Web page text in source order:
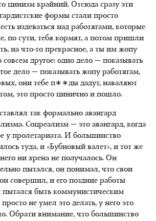
цинизм крайний. Отсюда сразу эти
формы стали просто
издеваться над работягами, которые
по сути, тебя кормят, а потом пришли
на что-то прекрасное, а ты им жопу
другое: одно дело — показывать
дело — показывать жопу работягам,
они тебе п∗∗ды дадут, наваляют
это просто цинично и пошло.
так формально авангард
Соцреализм — это авангард, когда
у пролетариата. И большинство
туда, и «Бубновый валет», и тот же
ни хрена не получалось. Он
пытался, он понимал, что свои
совершил, и его поздние работы
пытался быть коммунистическим
не умел это делать, у него это
Обрати внимание, что большинство